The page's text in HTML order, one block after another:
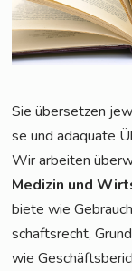
Sie über­set­zen
se und adäqua­te
Wir arbei­ten
Medi­zin und
bie­te wie
schafts­recht,
wie